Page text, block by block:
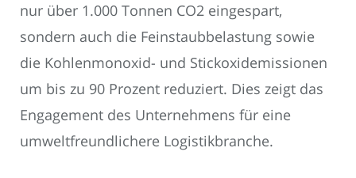
nur über 1.000 Tonnen CO2 eingespart,
sondern auch die Feinstaubbelastung sowie
die Kohlenmonoxid- und Stickoxidemissionen
um bis zu 90 Prozent reduziert. Dies zeigt das
Engagement des Unternehmens für eine
umweltfreundlichere Logistikbranche.